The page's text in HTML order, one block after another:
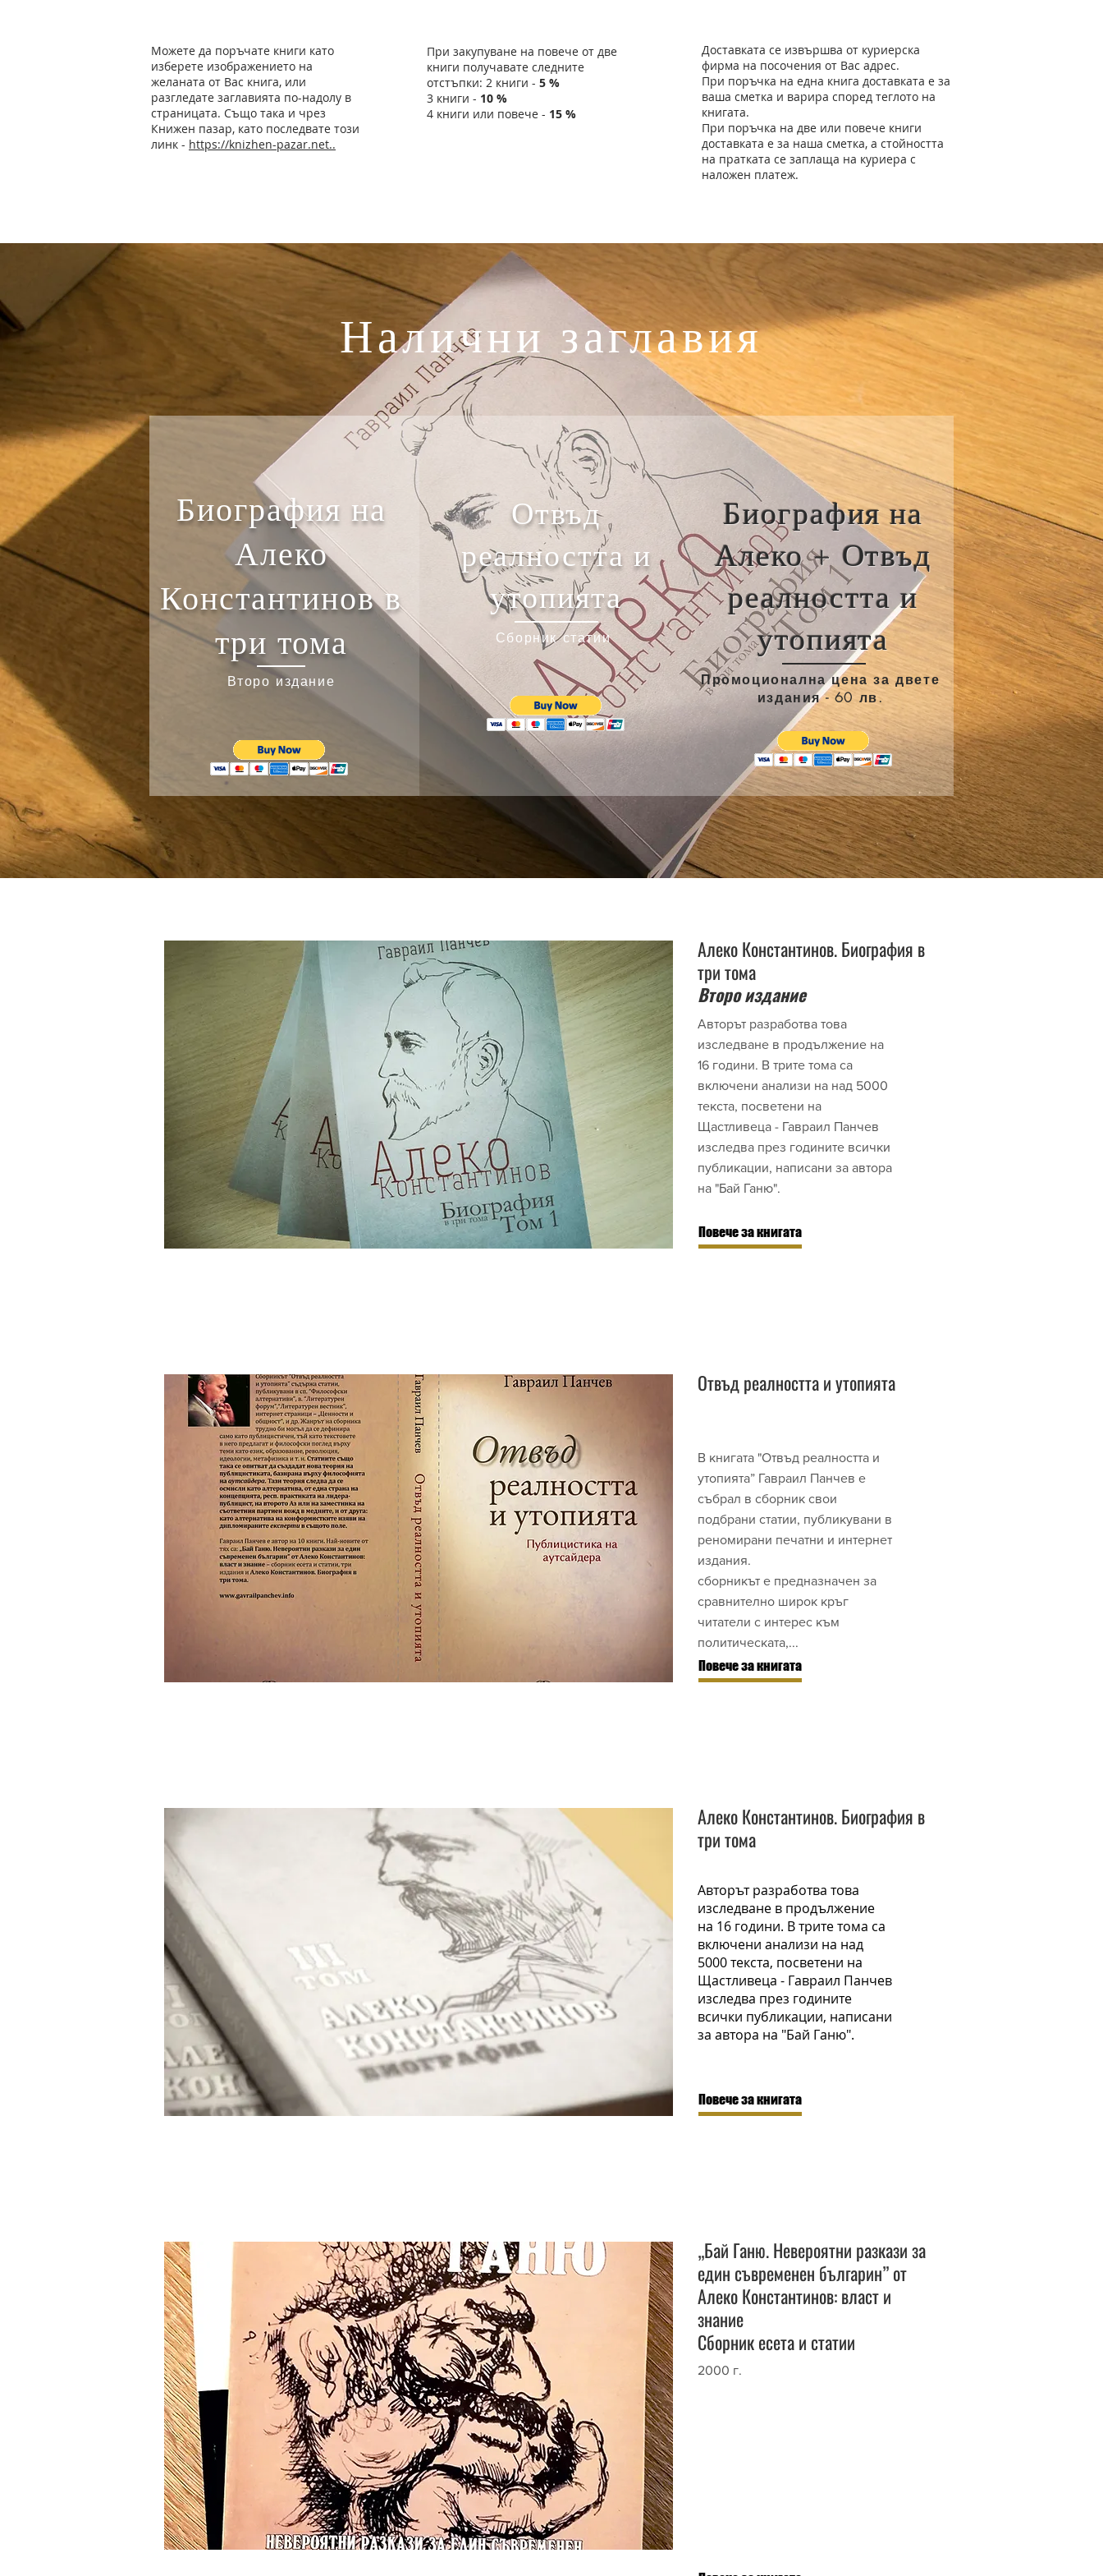
Можете да поръчате книги като
изберете изображението на
желаната от Вас книга, или
разгледате заглавията по-надолу в
страницата. Също така и чрез
Книжен пазар, като последвате този
линк - https://knizhen-pazar.net..
При закупуване на повече от две
книги получавате следните
отстъпки: 2 книги - 5 %
3 книги - 10 %
4 книги или повече - 15 %
Доставката се извършва от куриерска
фирма на посочения от Вас адрес.
При поръчка на една книга доставката е за
ваша сметка и варира според теглото на
книгата.
При поръчка на две или повече книги
доставката е за наша сметка, а стойността
на пратката се заплаща на куриера с
наложен платеж.
Налични заглавия
Биография на
Алеко
Константинов в
три тома
Второ издание
Отвъд
реалността и
утопията
Сборник статии
Биография на
Алеко + Отвъд
реалността и
утопията
Промоционална цена за двете
издания - 60 лв.
Алеко Константинов. Биография в
три тома
Второ издание
Авторът разработва това
изследване в продължение на
16 години. В трите тома са
включени анализи на над 5000
текста, посветени на
Щастливеца - Гавраил Панчев
изследва през годините всички
публикации, написани за автора
на "Бай Ганю".
Повече за книгата
Отвъд реалността и утопията
В книгата "Отвъд реалността и
утопията” Гавраил Панчев е
събрал в сборник свои
подбрани статии, публикувани в
реномирани печатни и интернет
издания.
сборникът е предназначен за
сравнително широк кръг
читатели с интерес към
политическата,...
Повече за книгата
Алеко Константинов. Биография в
три тома
Авторът разработва това
изследване в продължение
на 16 години. В трите тома са
включени анализи на над
5000 текста, посветени на
Щастливеца - Гавраил Панчев
изследва през годините
всички публикации, написани
за автора на "Бай Ганю".
Повече за книгата
„Бай Ганю. Невероятни разкази за
един съвременен българин” от
Алеко Константинов: власт и
знание
Сборник есета и статии
2000 г.